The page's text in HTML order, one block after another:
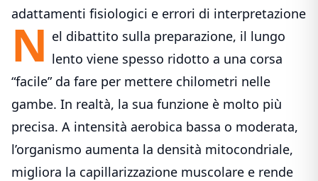
adattamenti fisiologici e errori di interpretazione
N el dibattito sulla preparazione, il lungo
lento viene spesso ridotto a una corsa
“facile” da fare per mettere chilometri nelle
gambe. In realtà, la sua funzione è molto più
precisa. A intensità aerobica bassa o moderata,
l’organismo aumenta la densità mitocondriale,
migliora la capillarizzazione muscolare e rende